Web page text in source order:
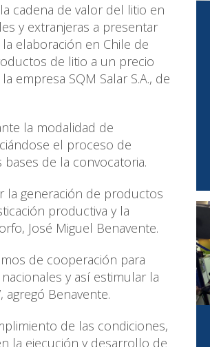
cadena de valor del litio en
y extranjeras a presentar
elaboración en Chile de
de litio a un precio
empresa SQM Salar S.A., de
la modalidad de
el proceso de
de la convocatoria.
la generación de productos
productiva y la
José Miguel Benavente.
de cooperación para
y así estimular la
Benavente.
de las condiciones,
la ejecución y desarrollo de